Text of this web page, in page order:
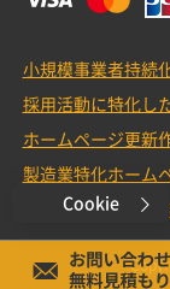
小規模事業者持続
採用活動に特化し
ホームページ更新
製造業特化ホーム
工務店特化ホーム
Cookie